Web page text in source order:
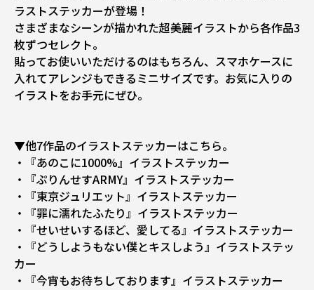
ラストステッカーが登場！
さまざまなシーンが描かれた超美麗イラストから各作品3
枚ずつセレクト。
貼ってお使いいただけるのはもちろん、スマホケースに
入れてアレンジもできるミニサイズです。お気に入りの
イラストをお手元にぜひ。
▼他7作品のイラストステッカーはこちら。
・『あのこに1000%』イラストステッカー
・『ぷりんせすARMY』イラストステッカー
・『東京ジュリエット』イラストステッカー
・『罪に濡れたふたり』イラストステッカー
・『せいせいするほど、愛してる』イラストステッカー
・『どうしようもない僕とキスしよう』イラストステッ
カー
・『今宵もお待ちしております』イラストステッカー